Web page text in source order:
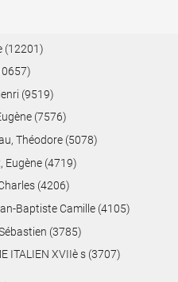
(12201)
(9519)
(7576)
Théodore (5078)
Eugène (4719)
(4206)
Baptiste Camille (4105)
(3785)
ITALIEN XVIIè s (3707)